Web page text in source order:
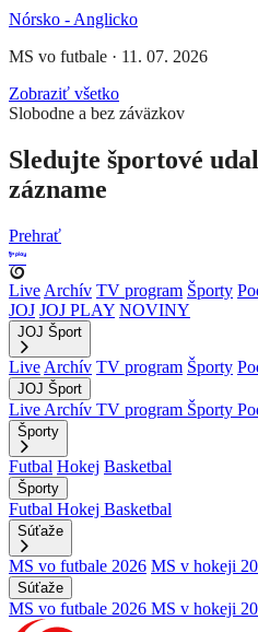
Nórsko - Anglicko
MS vo futbale · 11. 07. 2026
Zobraziť všetko
Slobodne a bez záväzkov
Sledujte športové
zázname
Prehrať
Live Archív TV program Športy
JOJ JOJ PLAY NOVINY
JOJ Šport
Live Archív TV program Športy
JOJ Šport
Live Archív TV program Športy
Športy
Futbal Hokej Basketbal
Športy
Futbal Hokej Basketbal
Súťaže
MS vo futbale 2026 MS v hokeji
Súťaže
MS vo futbale 2026 MS v hokeji